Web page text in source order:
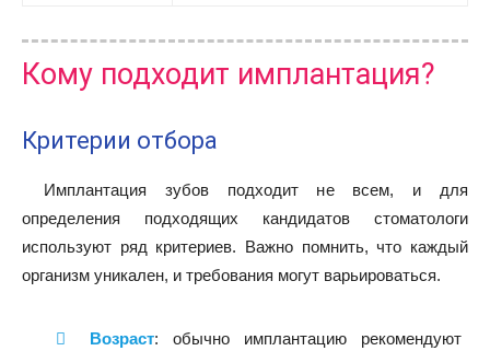
Кому подходит имплантация?
Критерии отбора
Имплантация зубов подходит не всем, и для
определения подходящих кандидатов стоматологи
используют ряд критериев. Важно помнить, что каждый
организм уникален, и требования могут варьироваться.
Возраст: обычно имплантацию рекомендуют